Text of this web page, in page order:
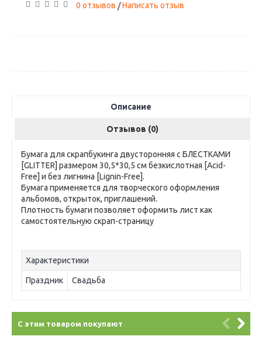
0 отзывов /Написать отзыв
Описание
Отзывов (0)
Бумага для скрапбукинга двусторонняя с БЛЕСТКАМИ
[GLITTER] размером 30,5*30,5 см безкислотная [Acid-
Free] и без лигнина [Lignin-Free].
Бумага применяется для творческого оформления
альбомов, открыток, приглашений.
Плотность бумаги позволяет оформить лист как
самостоятельную скрап-страницу
Характеристики
Праздник Свадьба
С этим товаром покупают